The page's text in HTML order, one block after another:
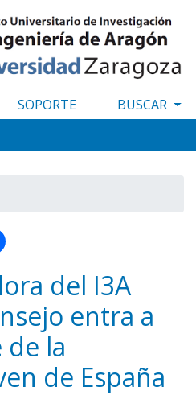
al
contenido
principal
SOPORTE
LinkedIn
Share
del I3A
entra a
la
de España